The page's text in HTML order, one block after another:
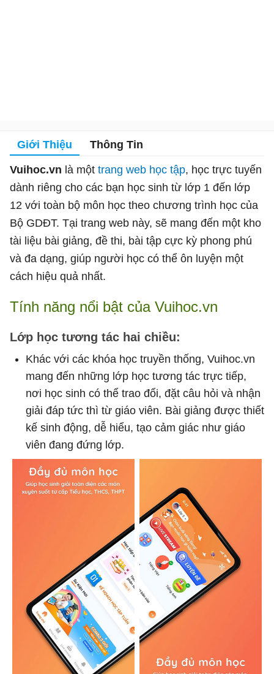
Giới Thiệu Thông Tin
Vuihoc.vn là một trang web học tập, học trực tuyến
dành riêng cho các bạn học sinh từ lớp 1 đến lớp
12 với toàn bộ môn học theo chương trình học của
Bộ GDĐT. Tại trang web này, sẽ mang đến một kho
tài liệu bài giảng, đề thi, bài tập cực kỳ phong phú
và đa dạng, giúp người học có thể ôn luyện một
cách hiệu quả nhất.
Tính năng nổi bật của Vuihoc.vn
Lớp học tương tác hai chiều:
Khác với các khóa học truyền thống, Vuihoc.vn
mang đến những lớp học tương tác trực tiếp,
nơi học sinh có thể trao đổi, đặt câu hỏi và nhận
giải đáp tức thì từ giáo viên. Bài giảng được thiết
kế sinh động, dễ hiểu, tạo cảm giác như giáo
viên đang đứng lớp.